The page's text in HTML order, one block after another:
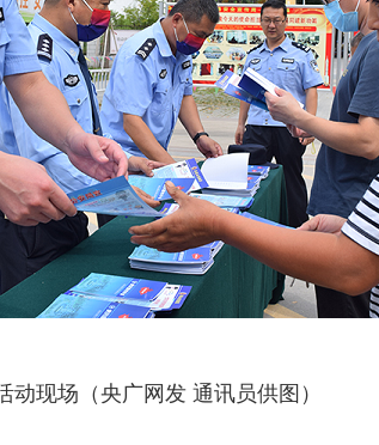
动现场（央广网发 通讯员供图）